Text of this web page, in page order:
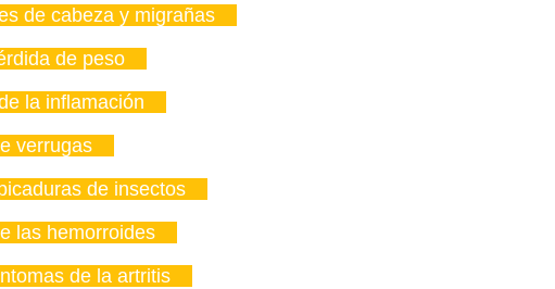
de cabeza y migrañas
de peso
la inflamación
verrugas
de insectos
las hemorroides
de la artritis